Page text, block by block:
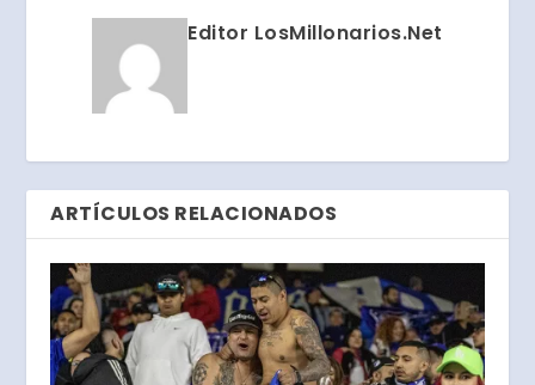
Editor LosMillonarios.Net
ARTÍCULOS RELACIONADOS